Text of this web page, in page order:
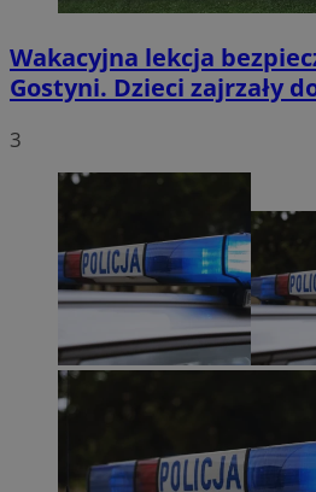
Wakacyjna lekcja
Gostyni. Dzieci zajrzały
3